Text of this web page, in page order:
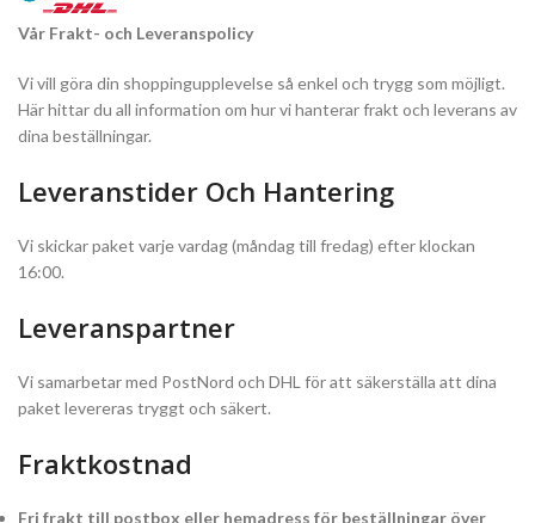
Vår Frakt- och Leveranspolicy
Vi vill göra din shoppingupplevelse så enkel och trygg som möjligt.
Här hittar du all information om hur vi hanterar frakt och leverans av
dina beställningar.
Leveranstider Och Hantering
Vi skickar paket varje vardag (måndag till fredag) efter klockan
16:00.
Leveranspartner
Vi samarbetar med PostNord och DHL för att säkerställa att dina
paket levereras tryggt och säkert.
Fraktkostnad
Fri frakt till postbox eller hemadress för beställningar över